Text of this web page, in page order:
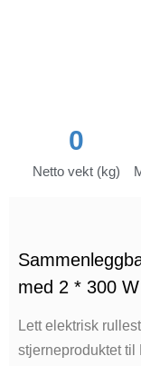
Netto vekt (kg)
0
med 2 * 300
Lett elektrisk
stjerneproduktet